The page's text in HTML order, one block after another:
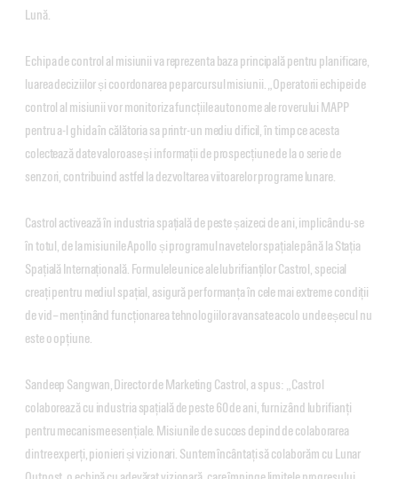
Lună.
Echipa de control al misiunii va reprezenta baza principală pentru planificare,
luarea deciziilor și coordonarea pe parcursul misiunii. „Operatorii echipei de
control al misiunii vor monitoriza funcțiile autonome ale roverului MAPP
pentru a-l ghida în călătoria sa printr-un mediu dificil, în timp ce acesta
colectează date valoroase și informații de prospecțiune de la o serie de
senzori, contribuind astfel la dezvoltarea viitoarelor programe lunare.
Castrol activează în industria spațială de peste șaizeci de ani, implicându-se
în totul, de la misiunile Apollo și programul navetelor spațiale până la Stația
Spațială Internațională. Formulele unice ale lubrifianților Castrol, special
creați pentru mediul spațial, asigură performanța în cele mai extreme condiții
de vid – menținând funcționarea tehnologiilor avansate acolo unde eșecul nu
este o opțiune.
Sandeep Sangwan, Director de Marketing Castrol, a spus: „Castrol
colaborează cu industria spațială de peste 60 de ani, furnizând lubrifianți
pentru mecanisme esențiale. Misiunile de succes depind de colaborarea
dintre experți, pionieri și vizionari. Suntem încântați să colaborăm cu Lunar